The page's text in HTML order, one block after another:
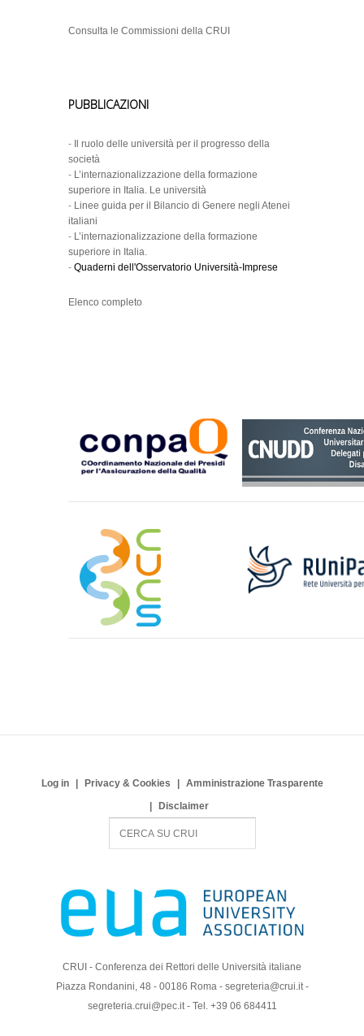
Consulta le Commissioni della CRUI
PUBBLICAZIONI
-
Il ruolo delle università per il progresso della
società
- L’internazionalizzazione della formazione
superiore in Italia. Le università
- Linee guida per il Bilancio di Genere negli Atenei
italiani
- L’internazionalizzazione della formazione
superiore in Italia.
- Quaderni dell'Osservatorio Università-Imprese
Elenco completo
Log in Privacy & Cookies
Amministrazione Trasparente
Disclaimer
c
CRUI - Conferenza dei Rettori delle Università italiane
Piazza Rondanini, 48 - 00186 Roma - segreteria@crui.it -
segreteria.crui@pec.it - Tel. +39 06 684411